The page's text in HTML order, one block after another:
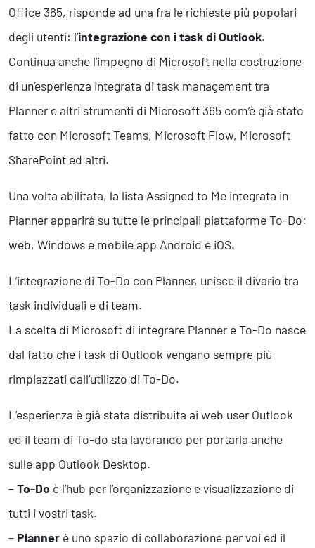
Remote Working & Video e Audio Conferencing
Business Intelligence, Analitiche e Intelligenza Artificiale
Sviluppo App
Operation
Smart Working
Project Management
Risk Management
Sistemi di Gestione
Safety
Sicurezza sul Lavoro
Assistenza Ambientale
Sicurezza Alimentare
Office 365, risponde ad una fra le richieste più popolari
degli utenti: l’integrazione con i task di Outlook.
Continua anche l’impegno di Microsoft nella costruzione
di un’esperienza integrata di task management tra
Planner e altri strumenti di Microsoft 365 com’è già stato
fatto con Microsoft Teams, Microsoft Flow, Microsoft
SharePoint ed altri.
Una volta abilitata, la lista Assigned to Me integrata in
Planner apparirà su tutte le principali piattaforme To-Do:
web, Windows e mobile app Android e iOS.
L’integrazione di To-Do con Planner, unisce il divario tra
task individuali e di team.
La scelta di Microsoft di integrare Planner e To-Do nasce
dal fatto che i task di Outlook vengano sempre più
rimpiazzati dall’utilizzo di To-Do.
L’esperienza è già stata distribuita ai web user Outlook
ed il team di To-do sta lavorando per portarla anche
sulle app Outlook Desktop.
–To-Do è l’hub per l’organizzazione e visualizzazione di
tutti i vostri task.
– Planner è uno spazio di collaborazione per voi ed il